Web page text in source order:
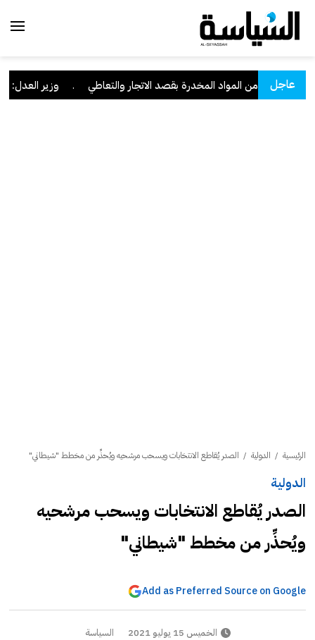
عاجل
كمية من المواد المخدرة بقصد الاتجار والتعاطي وزير العدل: تراجع قضايا
الرئيسية / الدولية / الصدر يُقاطع الانتخابات ويسحب مرشحيه ويُحذِّر من مخطط "شيطاني"
الدولية
الصدر يُقاطع الانتخابات ويسحب مرشحيه
ويُحذِّر من مخطط "شيطاني"
Add as Preferred Source on Google
الخميس 15 يوليو 2021 السياسة